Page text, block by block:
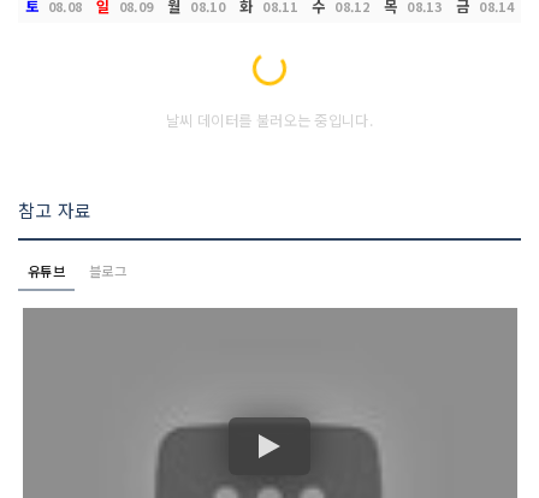
토 08.08 일 08.09 월 08.10 화 08.11 수 08.12 목 08.13 금 08.14
Loading...
날씨 데이터를 불러오는 중입니다.
참고 자료
유튜브 블로그